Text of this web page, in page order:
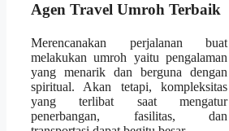
Agen Travel Umroh Terbaik
Merencanakan perjalanan buat
melakukan umroh yaitu pengalaman
yang menarik dan berguna dengan
spiritual. Akan tetapi, kompleksitas
yang terlibat saat mengatur
penerbangan, fasilitas, dan